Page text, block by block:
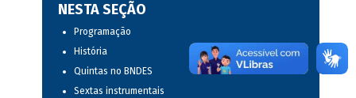
NESTA SEÇÃO
Programação
História
Quintas no BNDES
Sextas instrumentais